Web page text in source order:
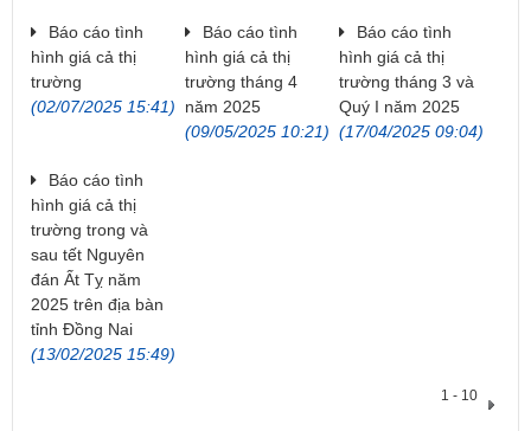
Báo cáo tình
hình giá cả thị
trường
(02/07/2025 15:41)
Báo cáo tình
hình giá cả thị
trường tháng 4
năm 2025
(09/05/2025 10:21)
Báo cáo tình
hình giá cả thị
trường tháng 3 và
Quý I năm 2025
(17/04/2025 09:04)
Báo cáo tình
hình giá cả thị
trường trong và
sau tết Nguyên
đán Ất Tỵ năm
2025 trên địa bàn
tỉnh Đồng Nai
(13/02/2025 15:49)
1 - 10